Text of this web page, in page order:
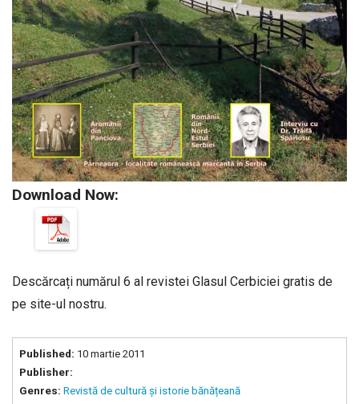
Download Now:
Descărcați numărul 6 al revistei Glasul Cerbiciei gratis de
pe site-ul nostru.
Published: 10 martie 2011
Publisher:
Genres: Revistă de cultură și istorie bănățeană